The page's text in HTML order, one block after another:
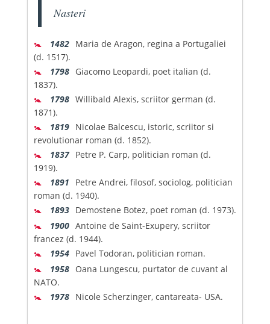
Nasteri
🚼 1482 Maria de Aragon, regina a Portugaliei
(d. 1517).
🚼 1798 Giacomo Leopardi, poet italian (d.
1837).
🚼 1798 Willibald Alexis, scriitor german (d.
1871).
🚼 1819 Nicolae Balcescu, istoric, scriitor si
revolutionar roman (d. 1852).
🚼 1837 Petre P. Carp, politician roman (d.
1919).
🚼 1891
Petre Andrei, filosof, sociolog, politician
roman (d. 1940).
🚼 1893 Demostene Botez, poet roman (d. 1973).
🚼 1900 Antoine de Saint-Exupery, scriitor
francez (d. 1944).
🚼 1954 Pavel Todoran, politician roman.
🚼 1958 Oana Lungescu, purtator de cuvant al
NATO.
🚼 1978 Nicole Scherzinger, cantareata- USA.